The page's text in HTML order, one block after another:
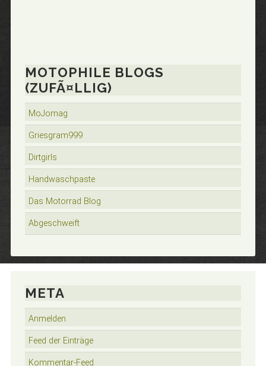
MOTOPHILE BLOGS
(ZUFÃ¤LLIG)
MoJomag
Griesgram999
Dirtgirls
Handwaschpaste
Das Motorrad Blog
Abgeschweift
META
Anmelden
Feed der Einträge
Kommentar-Feed